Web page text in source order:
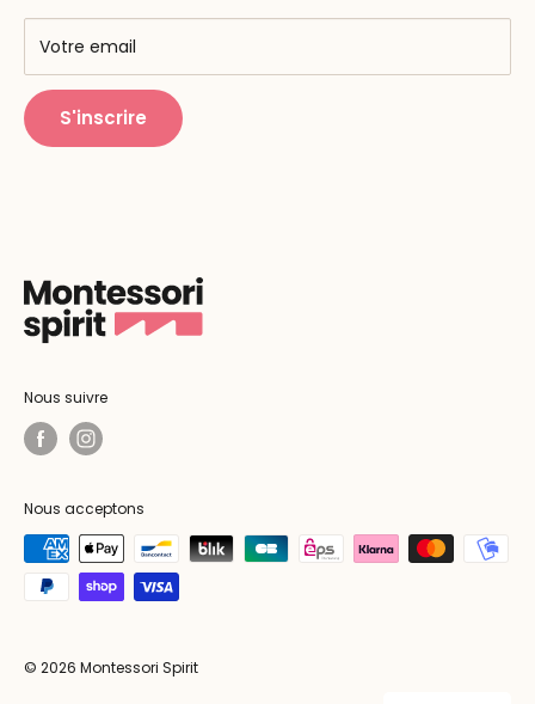
Centres de formation
Public Montessori
Votre email
S'inscrire
Nous suivre
Nous acceptons
© 2026 Montessori Spirit